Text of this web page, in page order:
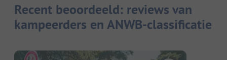
Recent beoordeeld: reviews van
kampeerders en ANWB-classificatie